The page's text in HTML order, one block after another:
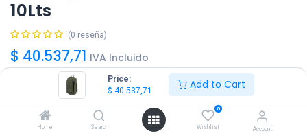
Price:
$ 40.537,71 Add to Cart
Home Search
0
Wishlist Account
10Lts
(0 reseña)
$ 40.537,71 IVA Incluido
Comprar ya!